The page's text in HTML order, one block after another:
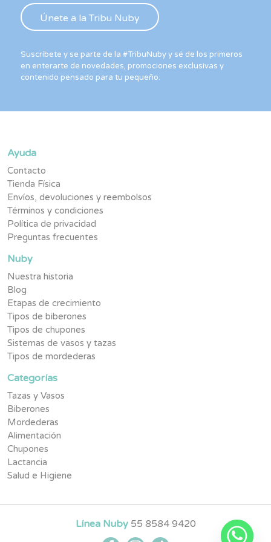
Suscríbete y se parte de la #TribuNuby y sé de los primeros
en enterarte de novedades, promociones exclusivas y
contenido pensado para tu pequeño.
Ayuda
Contacto
Tienda Física
Envíos, devoluciones y reembolsos
Términos y condiciones
Política de privacidad
Preguntas frecuentes
Nuby
Nuestra historia
Blog
Etapas de crecimiento
Tipos de biberones
Tipos de chupones
Sistemas de vasos y tazas
Tipos de mordederas
Categorías
Tazas y Vasos
Biberones
Mordederas
Alimentación
Chupones
Lactancia
Salud e Higiene
Línea Nuby 55 8584 9420